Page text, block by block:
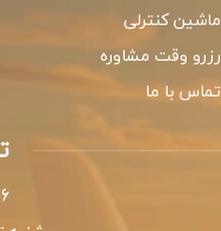
ماشین کنترلی
رزرو وقت مشاوره
تماس با ما